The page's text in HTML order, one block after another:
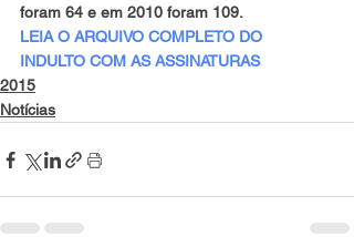
foram 64 e em 2010 foram 109.
LEIA O ARQUIVO COMPLETO DO
INDULTO COM AS ASSINATURAS
2015
Notícias